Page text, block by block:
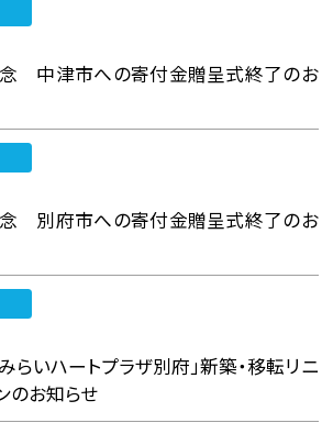
中津市への寄付金贈呈式終了のお
別府市への寄付金贈呈式終了のお
らいハートプラザ別府」新築・移転リニ
のお知らせ